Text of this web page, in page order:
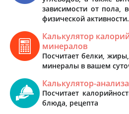
зависимости от пола,
физической активности.
Калькулятор
минералов
Посчитает белки,
минералы в вашем
Калькулятор-
Посчитает
блюда, рецепта